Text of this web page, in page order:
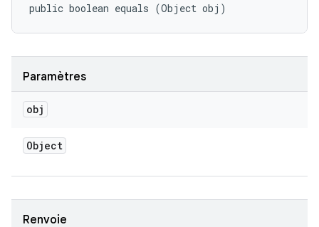
public boolean equals (Object obj)
Paramètres
obj
Object
Renvoie